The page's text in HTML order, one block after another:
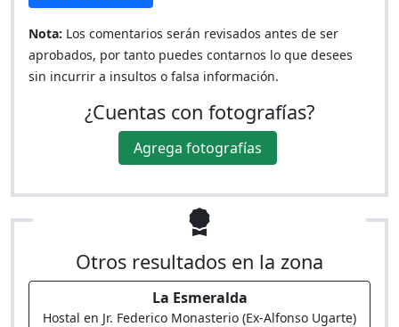
Nota: Los comentarios serán revisados antes de ser
aprobados, por tanto puedes contarnos lo que desees
sin incurrir a insultos o falsa información.
¿Cuentas con fotografías?
Agrega fotografías
Otros resultados en la zona
La Esmeralda
Hostal en Jr. Federico Monasterio (Ex-Alfonso Ugarte)